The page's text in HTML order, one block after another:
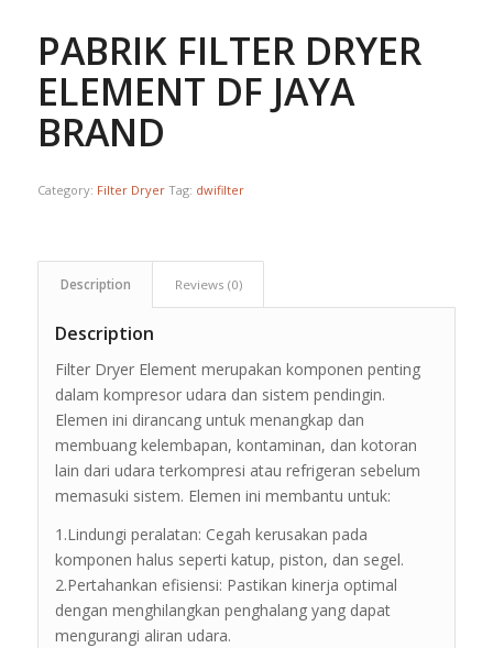
PABRIK FILTER DRYER
ELEMENT DF JAYA
BRAND
Category: Filter Dryer Tag: dwifilter
Description Reviews (0)
Description
Filter Dryer Element merupakan komponen penting
dalam kompresor udara dan sistem pendingin.
Elemen ini dirancang untuk menangkap dan
membuang kelembapan, kontaminan, dan kotoran
lain dari udara terkompresi atau refrigeran sebelum
memasuki sistem. Elemen ini membantu untuk:
1.Lindungi peralatan: Cegah kerusakan pada
komponen halus seperti katup, piston, dan segel.
2.Pertahankan efisiensi: Pastikan kinerja optimal
dengan menghilangkan penghalang yang dapat
mengurangi aliran udara.